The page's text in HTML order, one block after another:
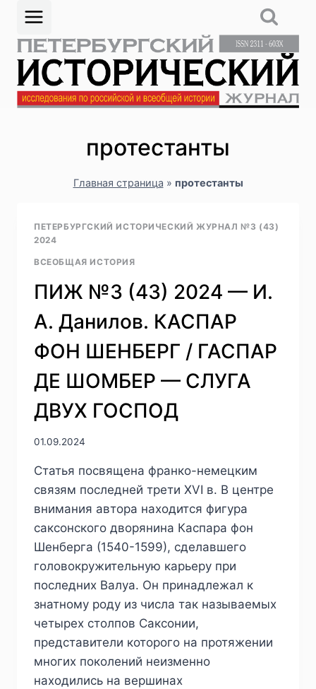
Перейти
содержимому
протестанты
Главная страница » протестанты
ПЕТЕРБУРГСКИЙ ИСТОРИЧЕСКИЙ ЖУРНАЛ №3 (43)
2024
ВСЕОБЩАЯ ИСТОРИЯ
ПИЖ №3 (43) 2024 — И.
А. Данилов. КАСПАР
ФОН ШЕНБЕРГ / ГАСПАР
ДЕ ШОМБЕР — СЛУГА
ДВУХ ГОСПОД
01.09.2024
Статья посвящена франко-немецким
связям последней трети XVI в. В центре
внимания автора находится фигура
саксонского дворянина Каспара фон
Шенберга (1540-1599), сделавшего
головокружительную карьеру при
последних Валуа. Он принадлежал к
знатному роду из числа так называемых
четырех столпов Саксонии,
представители которого на протяжении
многих поколений неизменно
находились на вершинах